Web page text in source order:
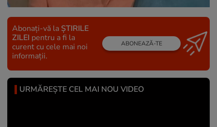
Abonați-vă la ȘTIRILE
ZILEI pentru a fi la
curent cu cele mai noi
informații.
ABONEAZĂ-TE
URMĂREȘTE CEL MAI NOU VIDEO